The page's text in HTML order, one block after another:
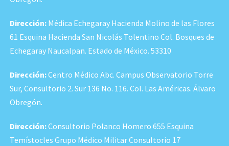
Dirección: Médica Echegaray Hacienda Molino de las Flores
61 Esquina Hacienda San Nicolás Tolentino Col. Bosques de
Echegaray Naucalpan. Estado de México. 53310
Dirección:Centro Médico Abc. Campus Observatorio Torre
Sur, Consultorio 2. Sur 136 No. 116. Col. Las Américas. Álvaro
Obregón.
Dirección:Consultorio Polanco Homero 655 Esquina
Temístocles Grupo Médico Militar Consultorio 17